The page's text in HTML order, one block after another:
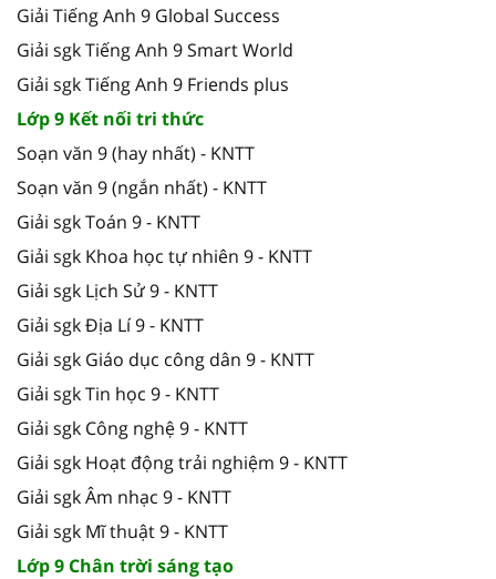
Giải Tiếng Anh 9 Global Success
Giải sgk Tiếng Anh 9 Smart World
Giải sgk Tiếng Anh 9 Friends plus
Lớp 9 Kết nối tri thức
Soạn văn 9 (hay nhất) - KNTT
Soạn văn 9 (ngắn nhất) - KNTT
Giải sgk Toán 9 - KNTT
Giải sgk Khoa học tự nhiên 9 - KNTT
Giải sgk Lịch Sử 9 - KNTT
Giải sgk Địa Lí 9 - KNTT
Giải sgk Giáo dục công dân 9 - KNTT
Giải sgk Tin học 9 - KNTT
Giải sgk Công nghệ 9 - KNTT
Giải sgk Hoạt động trải nghiệm 9 - KNTT
Giải sgk Âm nhạc 9 - KNTT
Giải sgk Mĩ thuật 9 - KNTT
Lớp 9 Chân trời sáng tạo